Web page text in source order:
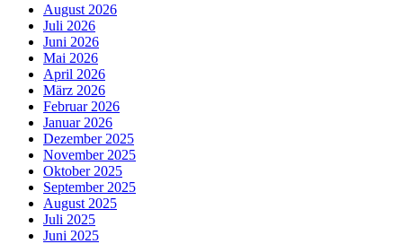
August 2026
Juli 2026
Juni 2026
Mai 2026
April 2026
März 2026
Februar 2026
Januar 2026
Dezember 2025
November 2025
Oktober 2025
September 2025
August 2025
Juli 2025
Juni 2025